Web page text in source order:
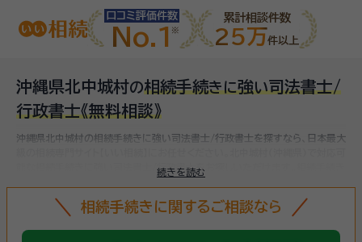
口コミ評価件数
No.1
累計相談件数
25万件以上
沖縄県北中城村の相続手続き に強い司法書士/
行政書士《無料相談》
続きを読む
沖縄県北中城村の相続手続きに強い司法書士/行政書士を探すなら、日本最大
能な相続手続きに強い司法書士/行政書士をお探しいただけます。
財産の確認、遺言書の確認、遺産分割協議、相続財産の名義変更、相続税の申
告・納税（相続財産が基礎控除額を超えていた場合）など多岐に渡るため、相続
相続手続きに関するご相談なら